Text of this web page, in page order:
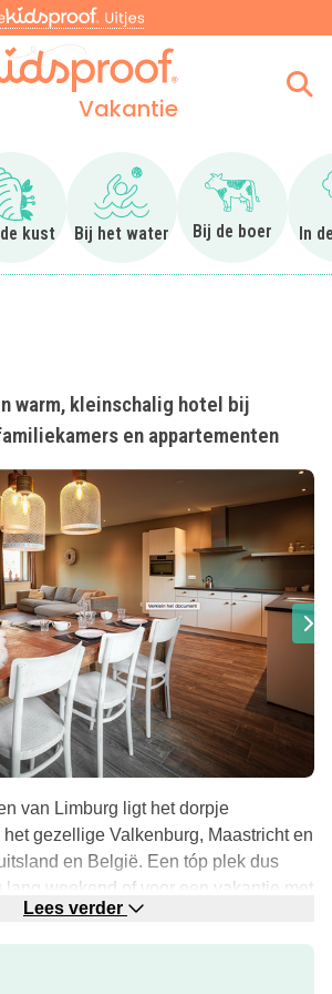
Vakantie
kust
Ga naar Aan de kust
Bij het water
Ga naar Bij het water
Bij de boer
Ga naar Bij
In
warm, kleinschalig hotel bij
en appartementen
van Limburg ligt het dorpje
gezellige Valkenburg, Maastricht en
en België. Een tóp plek dus
lang weekend of voor een vakantie met
toerist in eigen land (of net over de
kom je heerlijk tot rust in Hoeve de
Lees verder